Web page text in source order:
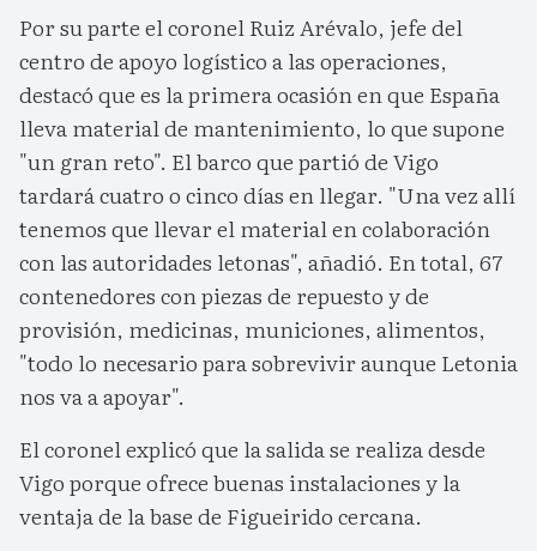
Por su parte el coronel Ruiz Arévalo, jefe del
centro de apoyo logístico a las operaciones,
destacó que es la primera ocasión en que España
lleva material de mantenimiento, lo que supone
"un gran reto". El barco que partió de Vigo
tardará cuatro o cinco días en llegar. "Una vez allí
tenemos que llevar el material en colaboración
con las autoridades letonas", añadió. En total, 67
contenedores con piezas de repuesto y de
provisión, medicinas, municiones, alimentos,
"todo lo necesario para sobrevivir aunque Letonia
nos va a apoyar".
El coronel explicó que la salida se realiza desde
Vigo porque ofrece buenas instalaciones y la
ventaja de la base de Figueirido cercana.